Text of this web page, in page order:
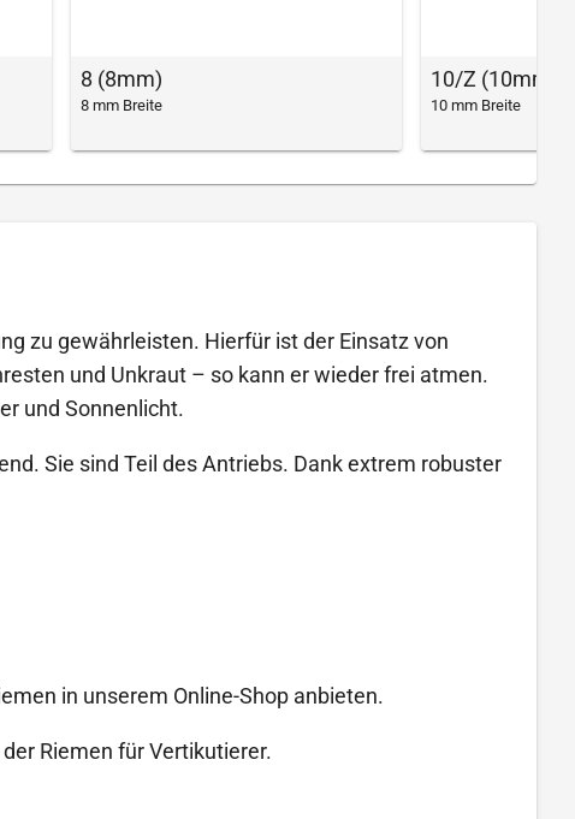
8 (8mm)
8 mm Breite
10/Z (10mm)
10 mm Breite
zu gewährleisten. Hierfür ist der Einsatz von
und Unkraut – so kann er wieder frei atmen.
und Sonnenlicht.
Sie sind Teil des Antriebs. Dank extrem robuster
in unserem Online-Shop anbieten.
Riemen für Vertikutierer.